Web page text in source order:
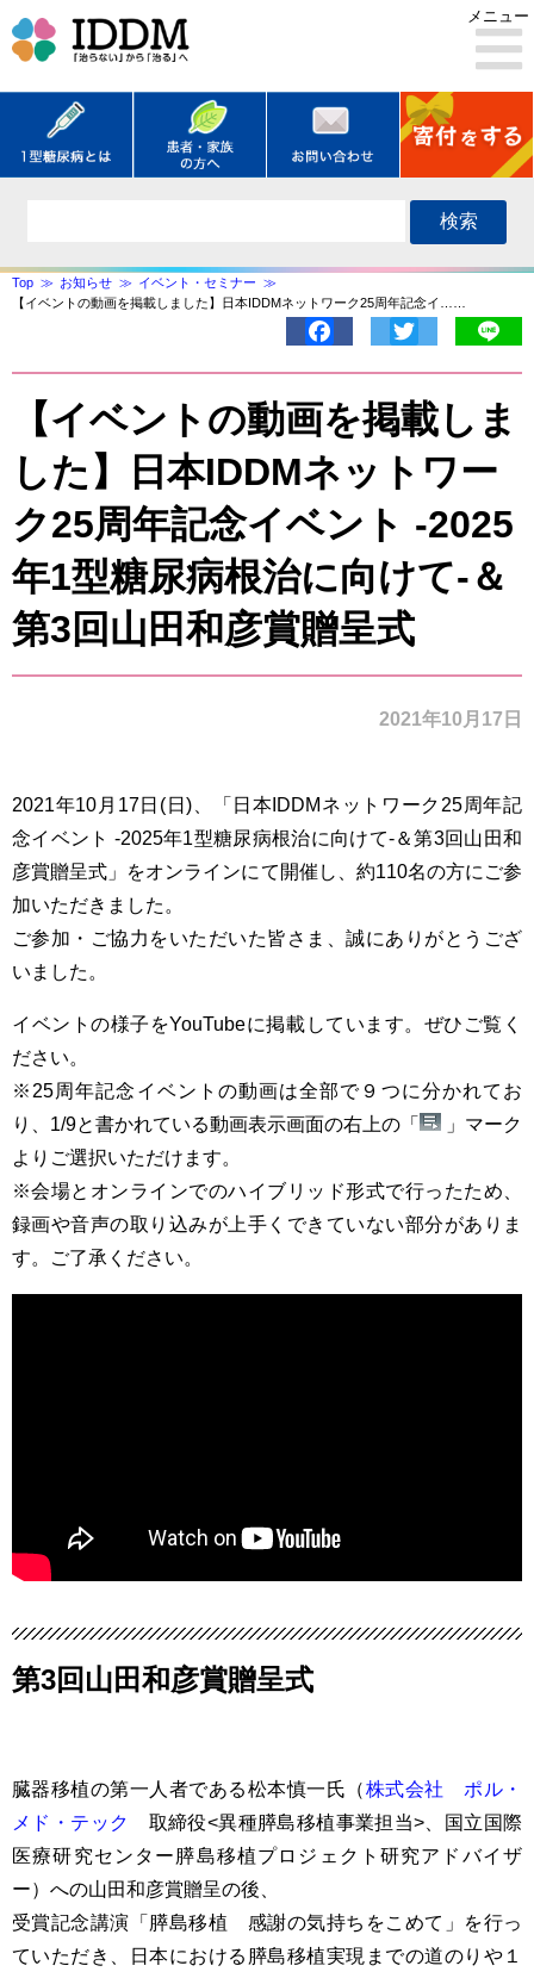
メニュー
検索
Top お知らせ
イベント・セミナー
【イベントの動画を掲載しました】日本IDDMネットワーク25周年記念イ……
Facebook
【イベントの動画を掲載しま
した】日本IDDMネットワー
ク25周年記念イベント -2025
年1型糖尿病根治に向けて-＆
第3回山田和彦賞贈呈式
2021年10月17日
2021年10月17日(日)、「日本IDDMネットワーク25周年記
念イベント -2025年1型糖尿病根治に向けて-＆第3回山田和
彦賞贈呈式」をオンラインにて開催し、約110名の方にご参
加いただきました。
ご参加・ご協力をいただいた皆さま、誠にありがとうござ
いました。
イベントの様子をYouTubeに掲載しています。ぜひご覧く
ださい。
※25周年記念イベントの動画は全部で９つに分かれてお
り、1/9と書かれている動画表示画面の右上の「
」マーク
よりご選択いただけます。
※会場とオンラインでのハイブリッド形式で行ったため、
録画や音声の取り込みが上手くできていない部分がありま
す。ご了承ください。
第3回山田和彦賞贈呈式
臓器移植の第一人者である松本慎一氏（株式会社 ポル・
メド・テック
取締役<異種膵島移植事業担当>、国立国際
医療研究センター膵島移植プロジェクト研究アドバイザ
ー）への山田和彦賞贈呈の後、
受賞記念講演「膵島移植 感謝の気持ちをこめて」を行っ
ていただき、日本における膵島移植実現までの道のりや１